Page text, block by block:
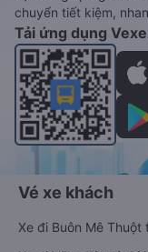
chuyển tiết kiệm,
Tải ứng dụng
Vé xe khách
Xe đi Buôn Mê Thuột